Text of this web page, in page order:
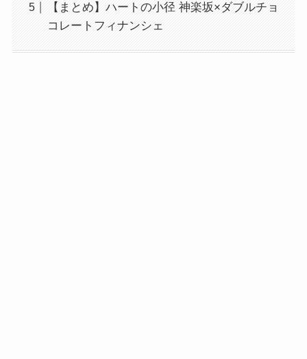
【まとめ】ハートの小径 神楽坂×ダブルチョ
コレートフィナンシェ